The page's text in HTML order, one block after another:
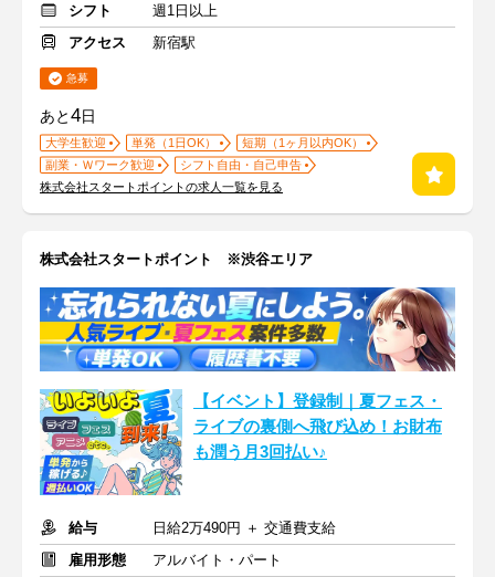
シフト
週1日以上
アクセス
新宿駅
急募
あと4日
大学生歓迎 単発（1日OK）
短期（1ヶ月以内OK）
副業・Ｗワーク歓迎
シフト自由・自己申告
株式会社スタートポイントの求人一覧を見る
株式会社スタートポイント ※渋谷エリア
【イベント】登録制｜夏フェス・
ライブの裏側へ飛び込め！お財布
も潤う月3回払い♪
給与
日給2万490円 ＋ 交通費支給
雇用形態
アルバイト・パート